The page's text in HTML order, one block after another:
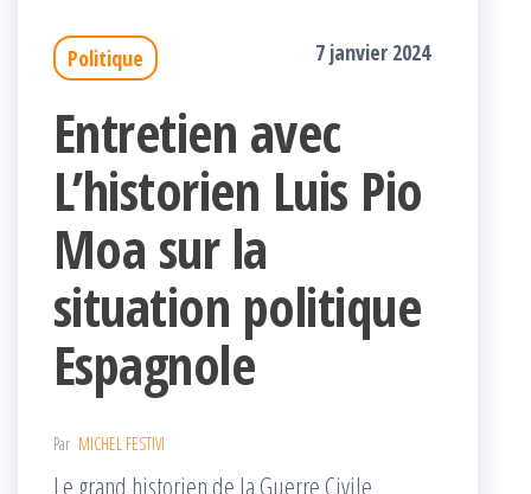
Politique 7 janvier 2024
Entretien avec
L’historien Luis Pio
Moa sur la
situation politique
Espagnole
Par MICHEL FESTIVI
Le grand historien de la Guerre Civile